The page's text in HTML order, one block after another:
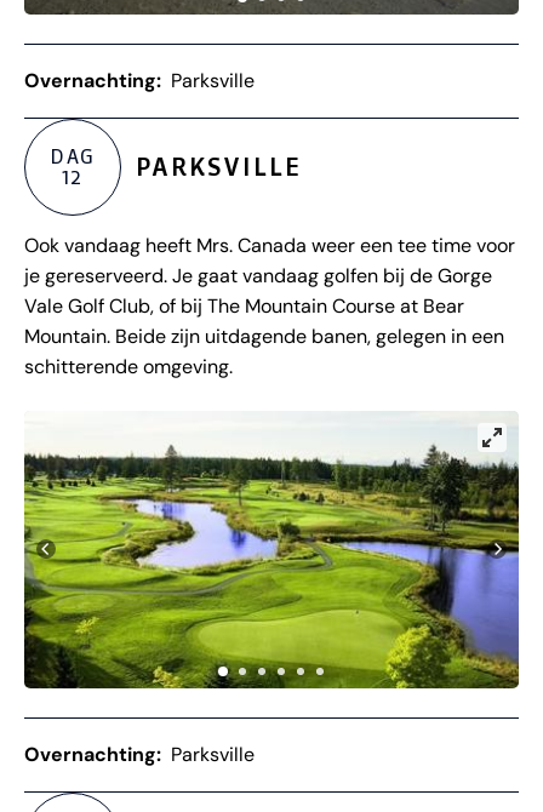
Overnachting: Parksville
DAG
12
PARKSVILLE
Ook vandaag heeft Mrs. Canada weer een tee time voor
je gereserveerd. Je gaat vandaag golfen bij de Gorge
Vale Golf Club, of bij The Mountain Course at Bear
Mountain. Beide zijn uitdagende banen, gelegen in een
schitterende omgeving.
Overnachting: Parksville